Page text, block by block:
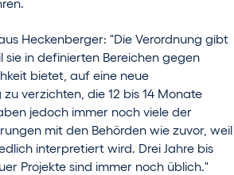
Heckenberger: "Die Verordnung gibt
in definierten Bereichen gegen
bietet, auf eine neue
verzichten, die 12 bis 14 Monate
jedoch immer noch viele der
mit den Behörden wie zuvor, weil
interpretiert wird. Drei Jahre bis
Projekte sind immer noch üblich."